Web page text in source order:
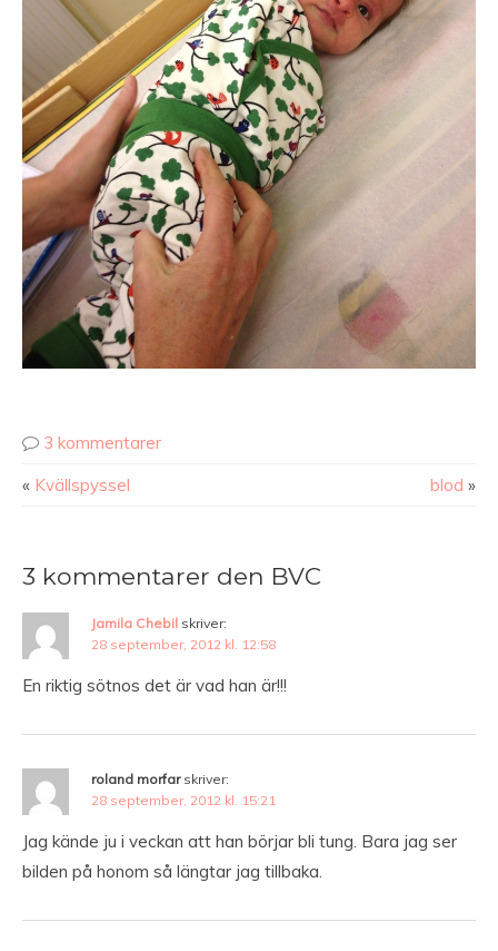
3 kommentarer
« Kvällspyssel blod »
3 kommentarer den BVC
Jamila Chebil skriver:
28 september, 2012 kl. 12:58
En riktig sötnos det är vad han är!!!
roland morfar skriver:
28 september, 2012 kl. 15:21
Jag kände ju i veckan att han börjar bli tung. Bara jag ser
bilden på honom så längtar jag tillbaka.